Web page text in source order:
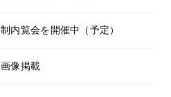
内覧会を開催中（予定）
像掲載